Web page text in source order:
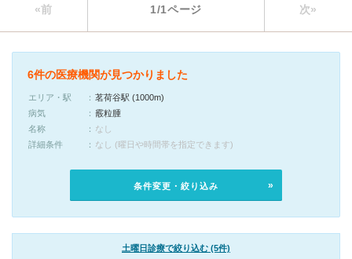
«前 1/1ページ 次»
6件の医療機関が見つかりました
エリア・駅
茗荷谷駅 (1000m)
病気
霰粒腫
名称
なし
詳細条件
なし (曜日や時間帯を指定できます)
条件変更・絞り込み
土曜日診療で絞り込む (5件)